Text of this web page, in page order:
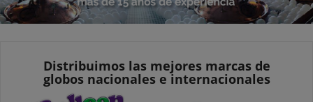
Distribuimos las mejores marcas de
globos nacionales e internacionales